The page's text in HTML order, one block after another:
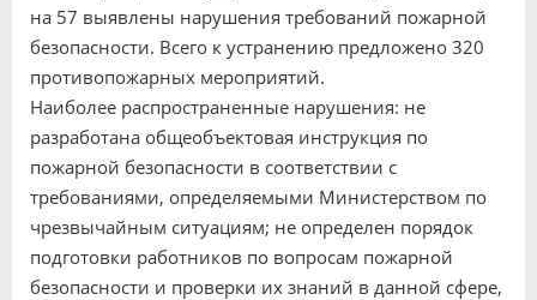
на 57 выявлены нарушения требований пожарной
безопасности. Всего к устранению предложено 320
противопожарных мероприятий.
Наиболее распространенные нарушения: не
разработана общеобъектовая инструкция по
пожарной безопасности в соответствии с
требованиями, определяемыми Министерством по
чрезвычайным ситуациям; не определен порядок
подготовки работников по вопросам пожарной
безопасности и проверки их знаний в данной сфере,